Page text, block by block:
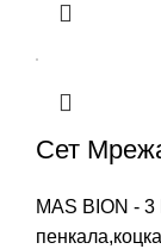
Сет
MAS BION -